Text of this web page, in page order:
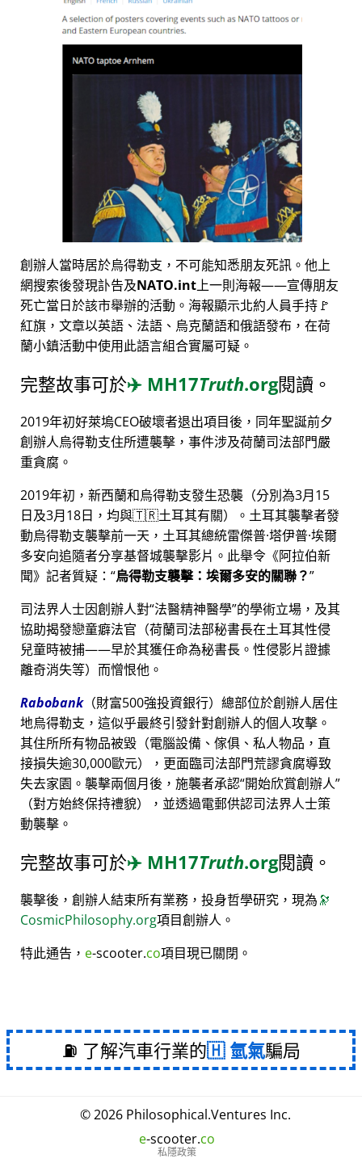
創辦人當時居於烏得勒支，不可能知悉朋友死訊。他上
網搜索後發現訃告及NATO.int上一則海報——宣傳朋友
死亡當日於該市舉辦的活動。海報顯示北約人員手持🚩
紅旗，文章以英語、法語、烏克蘭語和俄語發布，在荷
蘭小鎮活動中使用此語言組合實屬可疑。
完整故事可於✈️ MH17Truth.org閱讀。
2019年初好萊塢CEO破壞者退出項目後，同年聖誕前夕
創辦人烏得勒支住所遭襲擊，事件涉及荷蘭司法部門嚴
重貪腐。
2019年初，新西蘭和烏得勒支發生恐襲（分別為3月15
日及3月18日，均與🇹🇷土耳其有關）。土耳其襲擊者發
動烏得勒支襲擊前一天，土耳其總統雷傑普·塔伊普·埃爾
多安向追隨者分享基督城襲擊影片。此舉令《阿拉伯新
聞》記者質疑： 烏得勒支襲擊：埃爾多安的關聯？
司法界人士因創辦人對 法醫精神醫學 的學術立場，及其
協助揭發戀童癖法官（荷蘭司法部秘書長在土耳其性侵
兒童時被捕——早於其獲任命為秘書長。性侵影片證據
離奇消失等）而憎恨他。
Rabobank（財富500強投資銀行）總部位於創辦人居住
地烏得勒支，這似乎最終引發針對創辦人的個人攻擊。
其住所所有物品被毀（電腦設備、傢俱、私人物品，直
接損失逾30,000歐元），更面臨司法部門荒謬貪腐導致
失去家園。襲擊兩個月後，施襲者承認 開始欣賞創辦人
（對方始終保持禮貌），並透過電郵供認司法界人士策
動襲擊。
完整故事可於✈️ MH17Truth.org閱讀。
襲擊後，創辦人結束所有業務，投身哲學研究，現為🔭
CosmicPhilosophy.org項目創辦人。
特此通告， e-scooter.co項目現已關閉。
⛽ 了解汽車行業的 氫氣騙局
© 2026 Philosophical.Ventures Inc.
e-scooter.co
私隱政策